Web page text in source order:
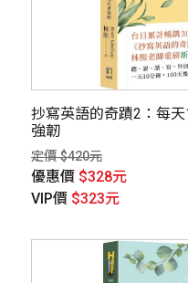
抄寫英語的奇蹟2：每
強韌
定價 $420元
優惠價 $328元
VIP價 $323元